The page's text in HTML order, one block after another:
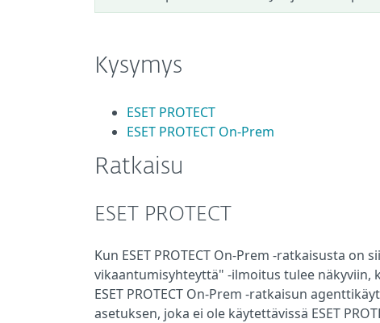
Kysymys
ESET PROTECT
ESET PROTECT On-Prem
Ratkaisu
ESET PROTECT
Kun ESET PROTECT On-Prem -ratkaisusta on
vikaantumisyhteyttä" -ilmoitus tulee näkyviin,
ESET PROTECT On-Prem -ratkaisun
asetuksen, joka ei ole käytettävissä ESET